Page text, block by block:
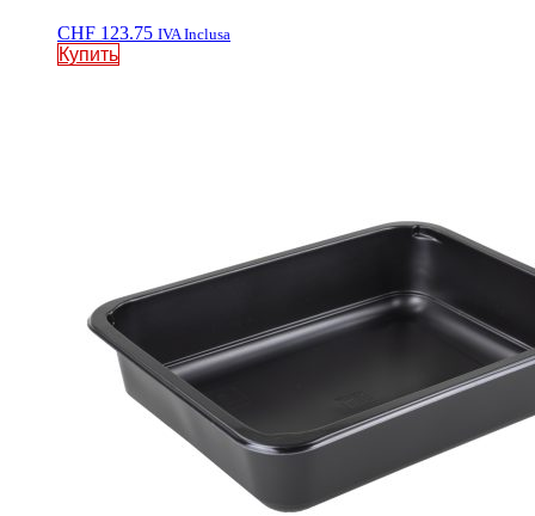
CHF 123.75 IVA Inclusa
Купить